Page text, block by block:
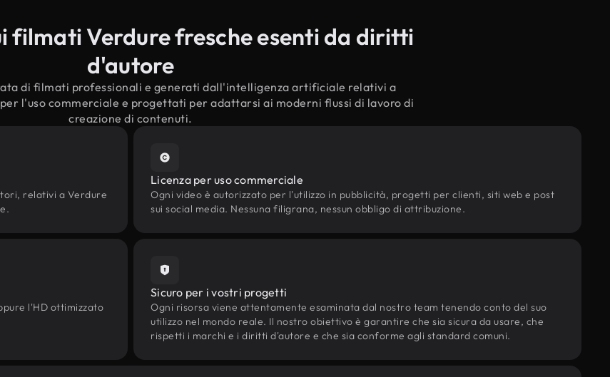
filmati Verdure fresche esenti da diritti
d'autore
di filmati professionali e generati dall'intelligenza artificiale relativi a
l'uso commerciale e progettati per adattarsi ai moderni flussi di lavoro di
creazione di contenuti.
relativi a Verdure
Licenza per uso commerciale
Ogni video è autorizzato per l'utilizzo in pubblicità, progetti per clienti, siti web e post
sui social media. Nessuna filigrana, nessun obbligo di attribuzione.
l'HD ottimizzato
Sicuro per i vostri progetti
Ogni risorsa viene attentamente esaminata dal nostro team tenendo conto del suo
utilizzo nel mondo reale. Il nostro obiettivo è garantire che sia sicura da usare, che
rispetti i marchi e i diritti d'autore e che sia conforme agli standard comuni.